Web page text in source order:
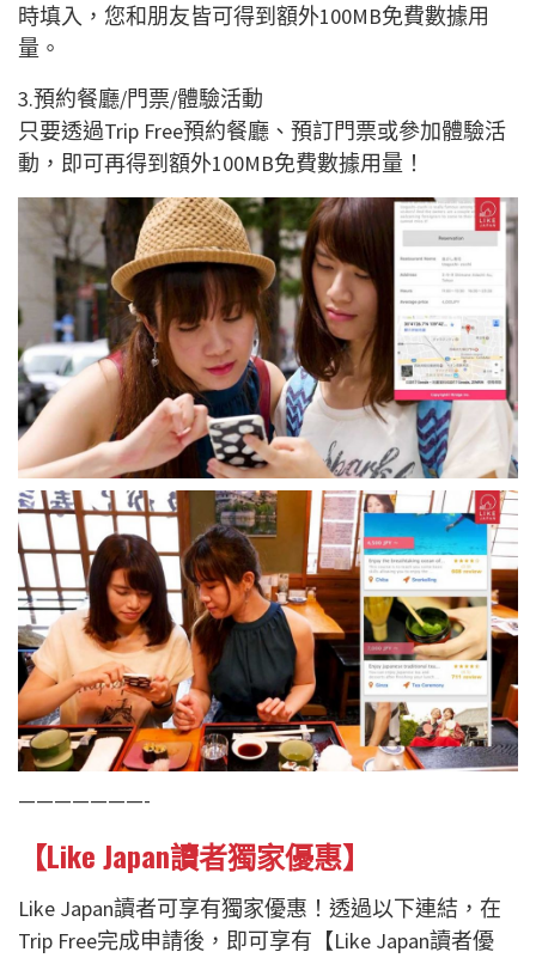
時填入，您和朋友皆可得到額外100MB免費數據用
量。
3.預約餐廳/門票/體驗活動
只要透過Trip Free預約餐廳、預訂門票或參加體驗活
動，即可再得到額外100MB免費數據用量！
———————-
【Like Japan讀者獨家優惠】
Like Japan讀者可享有獨家優惠！透過以下連結，在
Trip Free完成申請後，即可享有【Like Japan讀者優